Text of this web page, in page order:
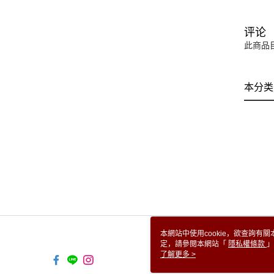
评论
此商品
本分
本網站中使用cookie，欲查詢有
定，請參閱本網站「 隱私權條款
cookie。
了解更多 >